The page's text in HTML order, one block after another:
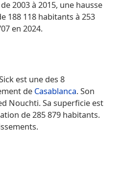
2003 à 2015, une hausse
188 118 habitants à 253
en 2024.
est une des 8
de Casablanca. Son
Nouchti. Sa superficie est
de 285 879 habitants.